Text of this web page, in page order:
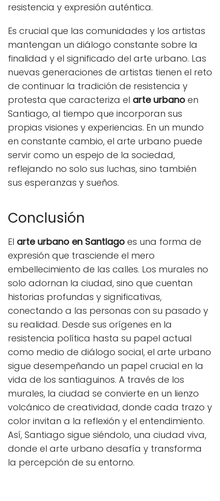
resistencia y expresión auténtica.
Es crucial que las comunidades y los artistas
mantengan un diálogo constante sobre la
finalidad y el significado del arte urbano. Las
nuevas generaciones de artistas tienen el reto
de continuar la tradición de resistencia y
protesta que caracteriza el arte urbano en
Santiago, al tiempo que incorporan sus
propias visiones y experiencias. En un mundo
en constante cambio, el arte urbano puede
servir como un espejo de la sociedad,
reflejando no solo sus luchas, sino también
sus esperanzas y sueños.
Conclusión
El arte urbano en Santiago es una forma de
expresión que trasciende el mero
embellecimiento de las calles. Los murales no
solo adornan la ciudad, sino que cuentan
historias profundas y significativas,
conectando a las personas con su pasado y
su realidad. Desde sus orígenes en la
resistencia política hasta su papel actual
como medio de diálogo social, el arte urbano
sigue desempeñando un papel crucial en la
vida de los santiaguinos. A través de los
murales, la ciudad se convierte en un lienzo
volcánico de creatividad, donde cada trazo y
color invitan a la reflexión y el entendimiento.
Así, Santiago sigue siéndolo, una ciudad viva,
donde el arte urbano desafía y transforma
la percepción de su entorno.